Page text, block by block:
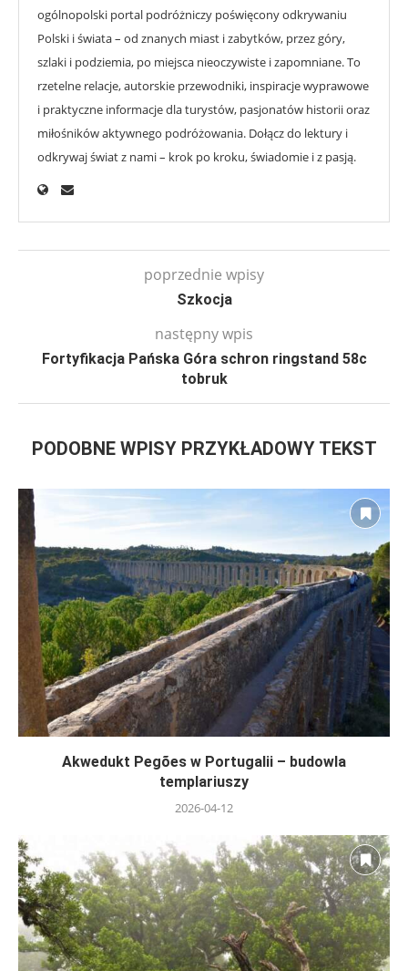
ogólnopolski portal podróżniczy poświęcony odkrywaniu
Polski i świata – od znanych miast i zabytków, przez góry,
szlaki i podziemia, po miejsca nieoczywiste i zapomniane. To
rzetelne relacje, autorskie przewodniki, inspiracje wyprawowe
i praktyczne informacje dla turystów, pasjonatów historii oraz
miłośników aktywnego podróżowania. Dołącz do lektury i
odkrywaj świat z nami – krok po kroku, świadomie i z pasją.
poprzednie wpisy
Szkocja
następny wpis
Fortyfikacja Pańska Góra schron ringstand 58c
tobruk
PODOBNE WPISY PRZYKŁADOWY TEKST
Akwedukt Pegões w Portugalii – budowla
templariuszy
2026-04-12